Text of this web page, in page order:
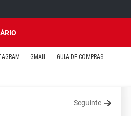
GMAIL GUIA DE COMPRAS
Seguinte